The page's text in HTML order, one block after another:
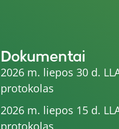
Dokumentai
2026 m. liepos 30 d.
protokolas
2026 m. liepos 15 d.
protokolas